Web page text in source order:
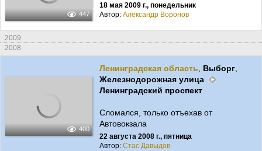
447
18 мая 2009 г., понедельник
Автор: Александр Воронов
2009
2008
400
Ленинградская область Выборг,
Железнодорожная улица
Ленинградский проспект
Сломался, только отъехав от
Автовокзала
22 августа 2008 г., пятница
Автор: Стас Давыдов